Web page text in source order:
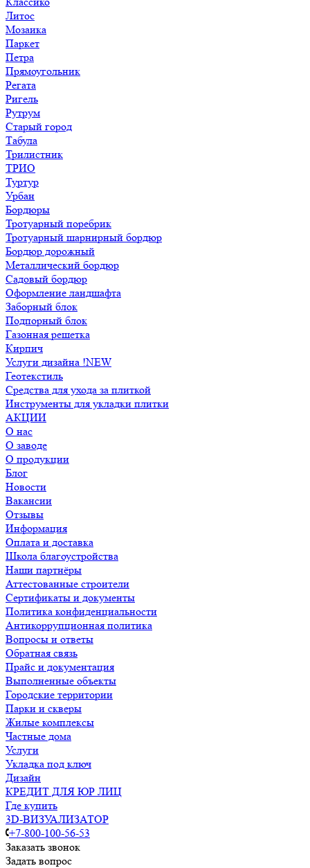
Литос
Мозаика
Паркет
Петра
Прямоугольник
Регата
Ригель
Рутрум
Старый город
Табула
Трилистник
ТРИО
Туртур
Урбан
Бордюры
Тротуарный поребрик
Тротуарный шарнирный бордюр
Бордюр дорожный
Металлический бордюр
Садовый бордюр
Оформление ландшафта
Заборный блок
Подпорный блок
Газонная решетка
Кирпич
Услуги дизайна !NEW
Геотекстиль
Средства для ухода за плиткой
Инструменты для укладки плитки
АКЦИИ
О нас
О заводе
О продукции
Блог
Новости
Вакансии
Отзывы
Информация
Оплата и доставка
Школа благоустройства
Наши партнёры
Аттестованные строители
Сертификаты и документы
Политика конфиденциальности
Антикоррупционная политика
Вопросы и ответы
Обратная связь
Прайс и документация
Выполненные объекты
Городские территории
Парки и скверы
Жилые комплексы
Частные дома
Услуги
Укладка под ключ
Дизайн
КРЕДИТ ДЛЯ ЮР ЛИЦ
Где купить
3D-ВИЗУАЛИЗАТОР
+7-800-100-56-53
Заказать звонок
Задать вопрос